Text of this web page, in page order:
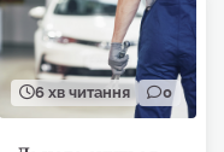
6 хв читання 0